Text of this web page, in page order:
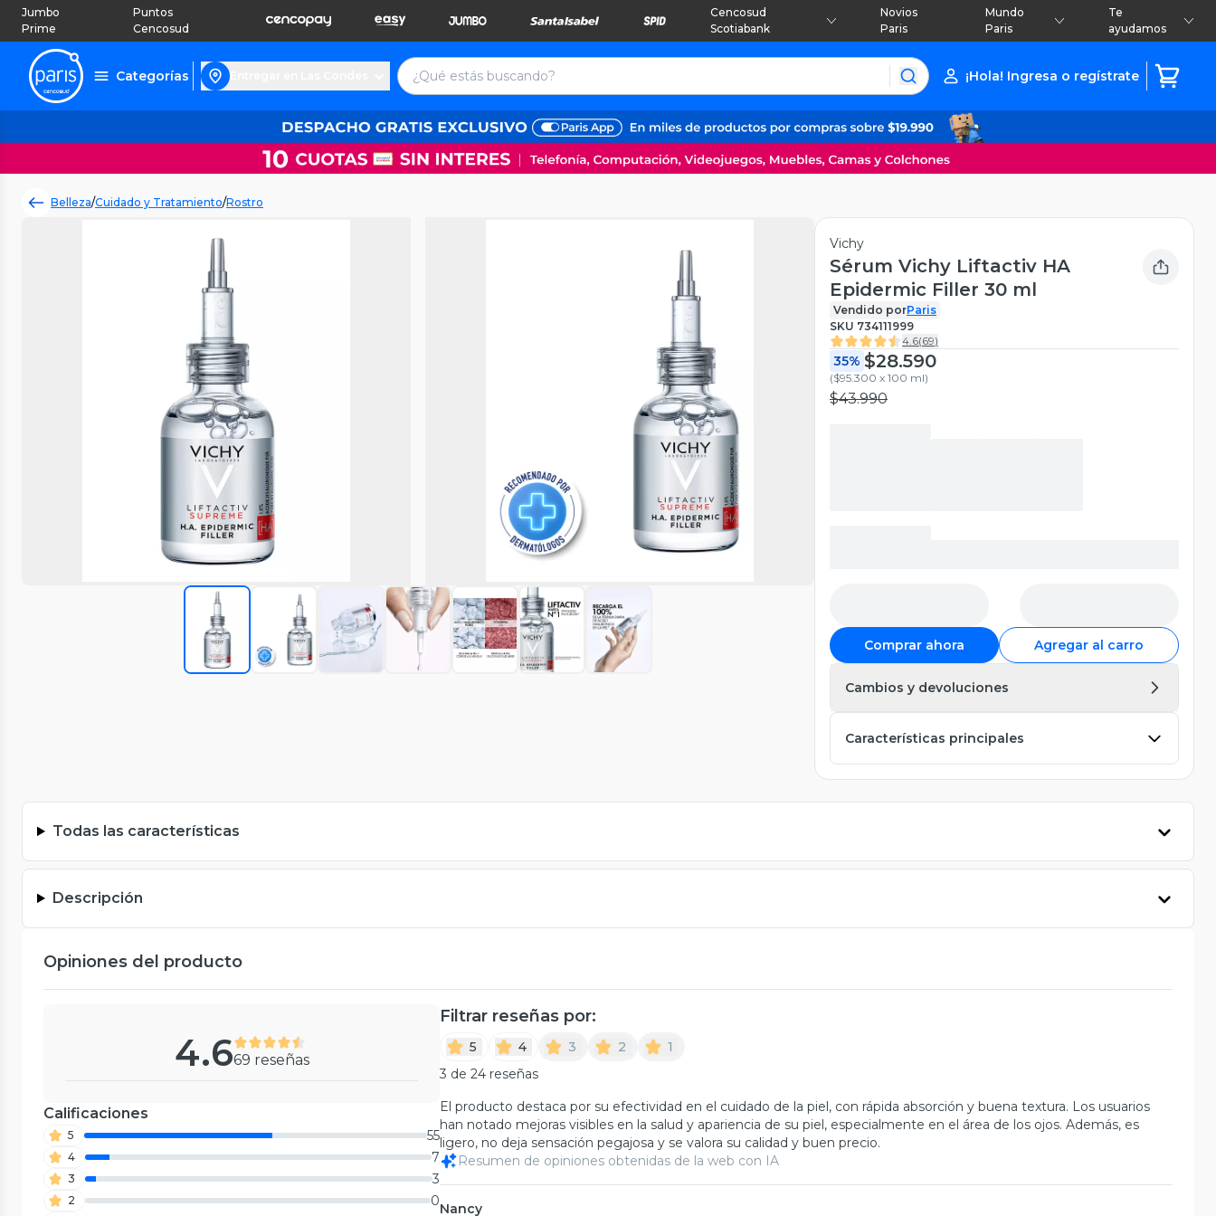
Jumbo
Prime
Puntos
Cencosud
Cencosud
Scotiabank
Novios
Paris
Mundo
Paris
Te
ayudamos
Categorías ¡Hola! Ingresa o regístrate
Belleza/Cuidado y Tratamiento/Rostro
Vichy
Sérum Vichy Liftactiv HA
Epidermic Filler 30 ml
Vendido porParis
SKU 734111999
4.6(69)
35% $28.590
($95.300 x 100 ml)
$43.990
Comprar ahora Agregar al carro
Cambios y devoluciones
Características principales
Todas las características
Descripción
Opiniones del producto
4.669 reseñas
Calificaciones
5 55
4 7
3 3
2 0
Filtrar reseñas por:
5 4 3 2
1
3 de 24 reseñas
El producto destaca por su efectividad en el cuidado de la piel, con rápida absorción y buena textura. Los usuarios
han notado mejoras visibles en la salud y apariencia de su piel, especialmente en el área de los ojos. Además, es
ligero, no deja sensación pegajosa y se valora su calidad y buen precio.
Resumen de opiniones obtenidas de la web con IA
Nancy